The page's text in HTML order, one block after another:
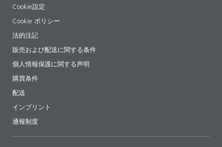
証明書
ebooks(電子書籍)
法令情報
添加剤ガイドアプリ
ビデオ
ダウンロード
Cookie設定
Cookie ポリシー
法的注記
販売および配送に関する条件
個人情報保護に関する声明
購買条件
配送
インプリント
通報制度